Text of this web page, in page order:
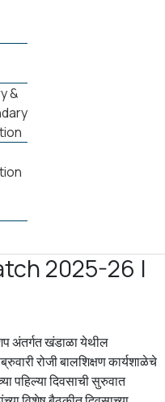
&
2025-26 |
अंतर्गत खंडाळा येथील
रोजी बालशिक्षण कार्यशाळेचे
पहिल्या दिवसाची सुरुवात